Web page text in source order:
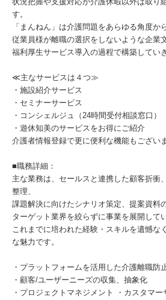
す。
「まんねん」は介護問題をあらゆる角度か
従業員様が離職の選択をしないような企業
福利厚生サービス導入の過程で構築してい
≪主なサービスは４つ≫
・施設紹介サービス
・セミナーサービス
・コンシェルジュ（24時間受付相談窓口）
・遊休知美のサービスをお得にご紹介
介護者情報登録で更に便利な機能もござい
■職務詳細：
主な業務は、セールスと連携した顧客折衝
整理、
課題解決に向けたシナリオ策定、提案資料
ターゲット業界を絞らずに事業を展開して
これまでに培われた経験・スキルを遺憾な
な魅力です。
・プラットフォームを活用した介護離職防
・顧客/ユーザーニーズの収集、抽象化
・プロジェクトマネジメント ・カスタマー